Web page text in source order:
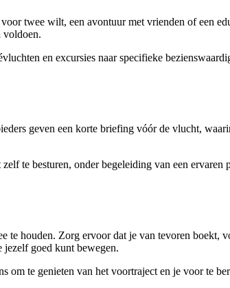
twee wilt, een avontuur met vrienden of een
voldoen.
en excursies naar specifieke
geven een korte briefing vóór de vlucht,
te besturen, onder begeleiding van een
te houden. Zorg ervoor dat je van tevoren
jezelf goed kunt bewegen.
te genieten van het voortraject en je voor te